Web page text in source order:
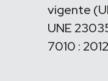
vigente
UNE
7010 :